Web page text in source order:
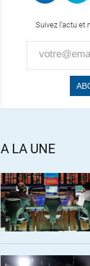
Suivez l'actu et
A LA UNE